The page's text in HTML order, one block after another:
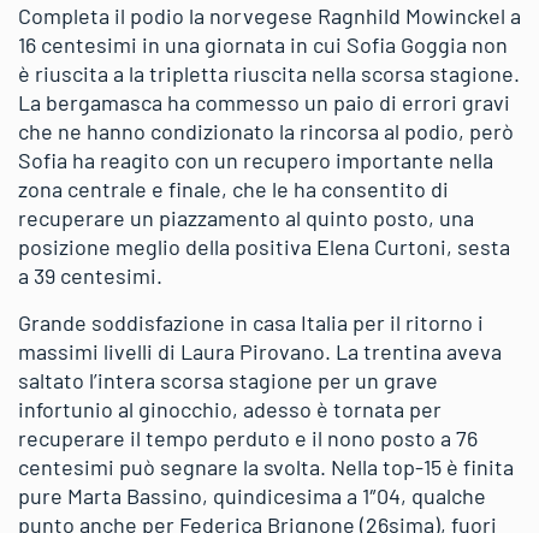
Completa il podio la norvegese Ragnhild Mowinckel a
16 centesimi in una giornata in cui Sofia Goggia non
è riuscita a la tripletta riuscita nella scorsa stagione.
La bergamasca ha commesso un paio di errori gravi
che ne hanno condizionato la rincorsa al podio, però
Sofia ha reagito con un recupero importante nella
zona centrale e finale, che le ha consentito di
recuperare un piazzamento al quinto posto, una
posizione meglio della positiva Elena Curtoni, sesta
a 39 centesimi.
Grande soddisfazione in casa Italia per il ritorno i
massimi livelli di Laura Pirovano. La trentina aveva
saltato l’intera scorsa stagione per un grave
infortunio al ginocchio, adesso è tornata per
recuperare il tempo perduto e il nono posto a 76
centesimi può segnare la svolta. Nella top-15 è finita
pure Marta Bassino, quindicesima a 1″04, qualche
punto anche per Federica Brignone (26sima), fuori